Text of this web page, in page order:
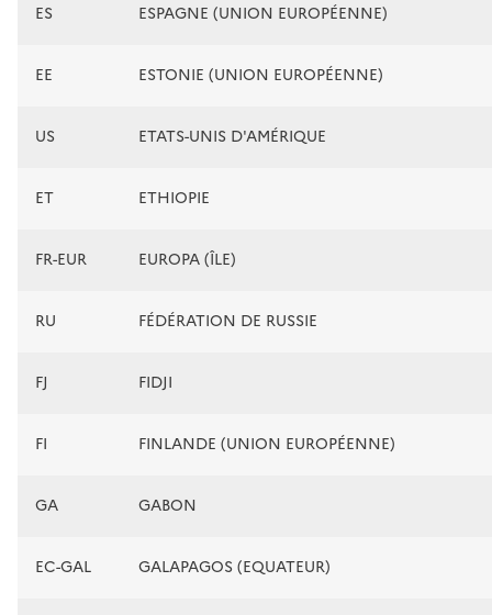
ES ESPAGNE (UNION EUROPÉENNE)
EE ESTONIE (UNION EUROPÉENNE)
US ETATS-UNIS D'AMÉRIQUE
ET ETHIOPIE
FR-EUR EUROPA (ÎLE)
RU FÉDÉRATION DE RUSSIE
FJ FIDJI
FI FINLANDE (UNION EUROPÉENNE)
GA GABON
EC-GAL GALAPAGOS (EQUATEUR)